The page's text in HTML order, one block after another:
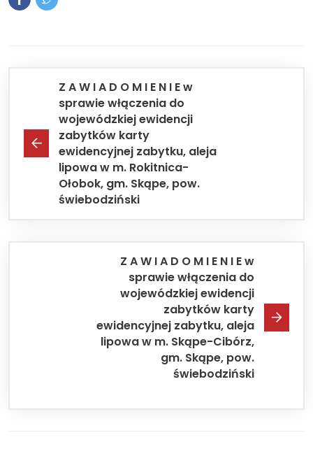
Z A W I A D O M I E N I E w
sprawie włączenia do
wojewódzkiej ewidencji
zabytków karty
ewidencyjnej zabytku, aleja
lipowa w m. Rokitnica-
Ołobok, gm. Skąpe, pow.
świebodziński
Z A W I A D O M I E N I E w
sprawie włączenia do
wojewódzkiej ewidencji
zabytków karty
ewidencyjnej zabytku, aleja
lipowa w m. Skąpe-Cibórz,
gm. Skąpe, pow.
świebodziński